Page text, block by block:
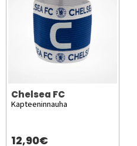
Chelsea FC
Kapteeninnauha
12,90€